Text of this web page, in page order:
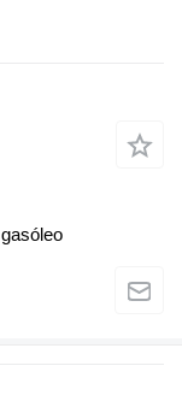
gasóleo